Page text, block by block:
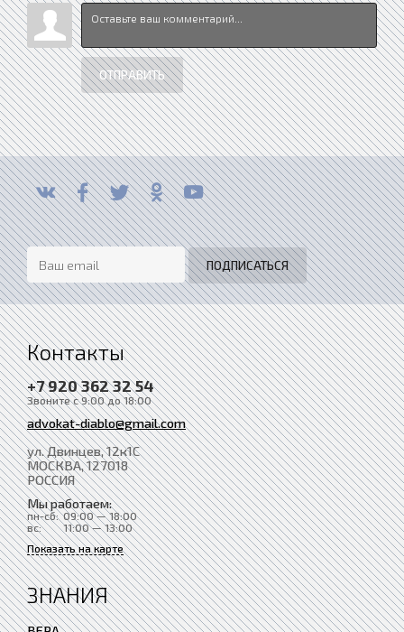
ОТПРАВИТЬ
Контакты
+7 920 362 32 54
Звоните с 9:00 до 18:00
advokat-diablo@gmail.com
ул. Двинцев, 12к1С
МОСКВА, 127018
РОССИЯ
Мы работаем:
пн-сб: 09:00 — 18:00
вс:
11:00 — 13:00
Показать на карте
ЗНАНИЯ